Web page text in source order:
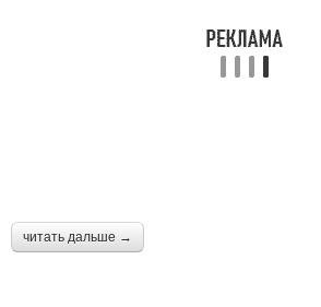
читать дальше →